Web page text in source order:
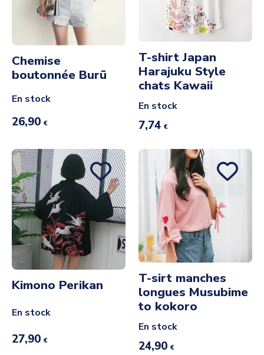
Chemise
boutonnée Burū
En stock
26,90 €
T-shirt Japan
Harajuku Style
chats Kawaii
En stock
7,74 €
Kimono Perikan
En stock
27,90 €
T-sirt manches
longues Musubime
to kokoro
En stock
24,90 €